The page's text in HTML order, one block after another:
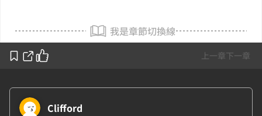
上一章下一章
我是章節切換線
Clifford